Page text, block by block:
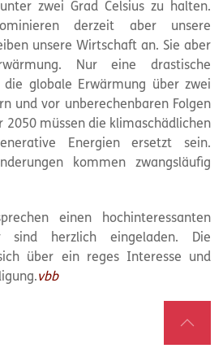
zwei Grad Celsius zu halten.
derzeit aber unsere
unsere Wirtschaft an. Sie aber
Nur eine drastische
die globale Erwärmung über zwei
und vor unberechenbaren Folgen
2050 müssen die klimaschädlichen
Energien ersetzt sein.
kommen zwangsläufig
einen hochinteressanten
sind herzlich eingeladen. Die
über ein reges Interesse und
vbb